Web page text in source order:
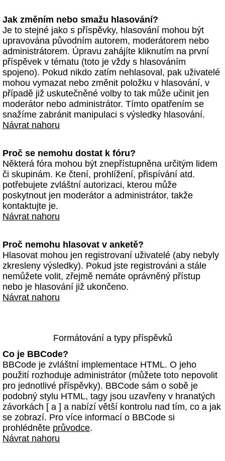
Jak změním nebo smažu hlasování?
Je to stejné jako s příspěvky, hlasování mohou být
upravována původním autorem, moderátorem nebo
administrátorem. Úpravu zahájíte kliknutím na první
příspěvek v tématu (toto je vždy s hlasováním
spojeno). Pokud nikdo zatím nehlasoval, pak uživatelé
mohou vymazat nebo změnit položku v hlasování, v
případě již uskutečněné volby to tak může učinit jen
moderátor nebo administrátor. Tímto opatřením se
snažíme zabránit manipulaci s výsledky hlasování.
Návrat nahoru
Proč se nemohu dostat k fóru?
Některá fóra mohou být znepřístupněna určitým lidem
či skupinám. Ke čtení, prohlížení, přispívání atd.
potřebujete zvláštní autorizaci, kterou může
poskytnout jen moderátor a administrátor, takže
kontaktujte je.
Návrat nahoru
Proč nemohu hlasovat v anketě?
Hlasovat mohou jen registrovaní uživatelé (aby nebyly
zkresleny výsledky). Pokud jste registrováni a stále
nemůžete volit, zřejmě nemáte oprávněný přístup
nebo je hlasování již ukončeno.
Návrat nahoru
Formátování a typy příspěvků
Co je BBCode?
BBCode je zvláštní implementace HTML. O jeho
použití rozhoduje administrátor (můžete toto nepovolit
pro jednotlivé příspěvky). BBCode sám o sobě je
podobný stylu HTML, tagy jsou uzavřeny v hranatých
závorkách [ a ] a nabízí větší kontrolu nad tím, co a jak
se zobrazí. Pro více informací o BBCode si
prohlédněte průvodce.
Návrat nahoru